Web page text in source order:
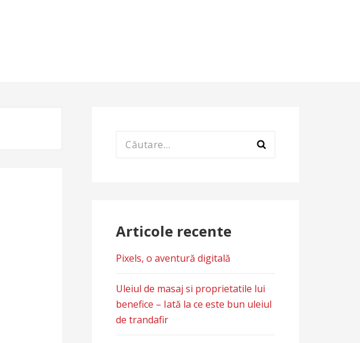
Caută
Articole recente
Pixels, o aventură digitală
Uleiul de masaj si proprietatile lui
benefice – Iată la ce este bun uleiul
de trandafir